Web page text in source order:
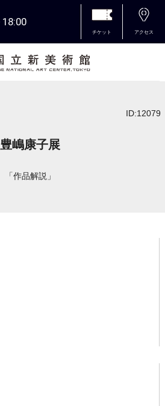
18:00
チケット アクセス
ID:12079
豊嶋康子展
「作品解説」